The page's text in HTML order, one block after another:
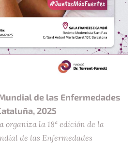
de las Enfermedades
2025
organiza la 18ª edición de la
de las Enfermedades